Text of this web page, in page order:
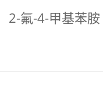
2-氟-4-甲基苯胺